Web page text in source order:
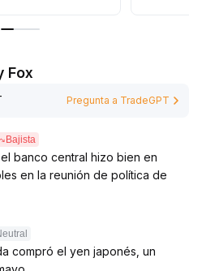
Fox
Pregunta a TradeGPT
Bajista
banco central hizo bien en
en la reunión de política de
compró el yen japonés, un